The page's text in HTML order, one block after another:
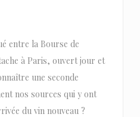
entre la Bourse de
à Paris, ouvert jour et
une seconde
nos sources qui y ont
du vin nouveau ?